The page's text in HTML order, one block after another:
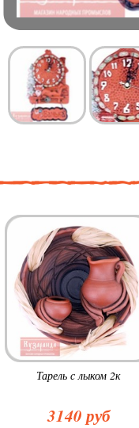
Тарель с лыком 2к
3140 руб